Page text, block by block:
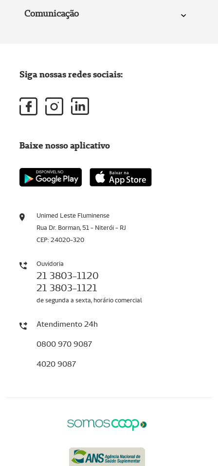
Comunicação
Unimed Leste Fluminense
Rua Dr. Borman, 51 - Niterói - RJ
CEP: 24020-320
Ouvidoria
21 3803-1120
21 3803-1121
de segunda a sexta, horário comercial
Atendimento 24h
0800 970 9087
4020 9087
Siga nossas redes sociais:
Baixe nosso aplicativo